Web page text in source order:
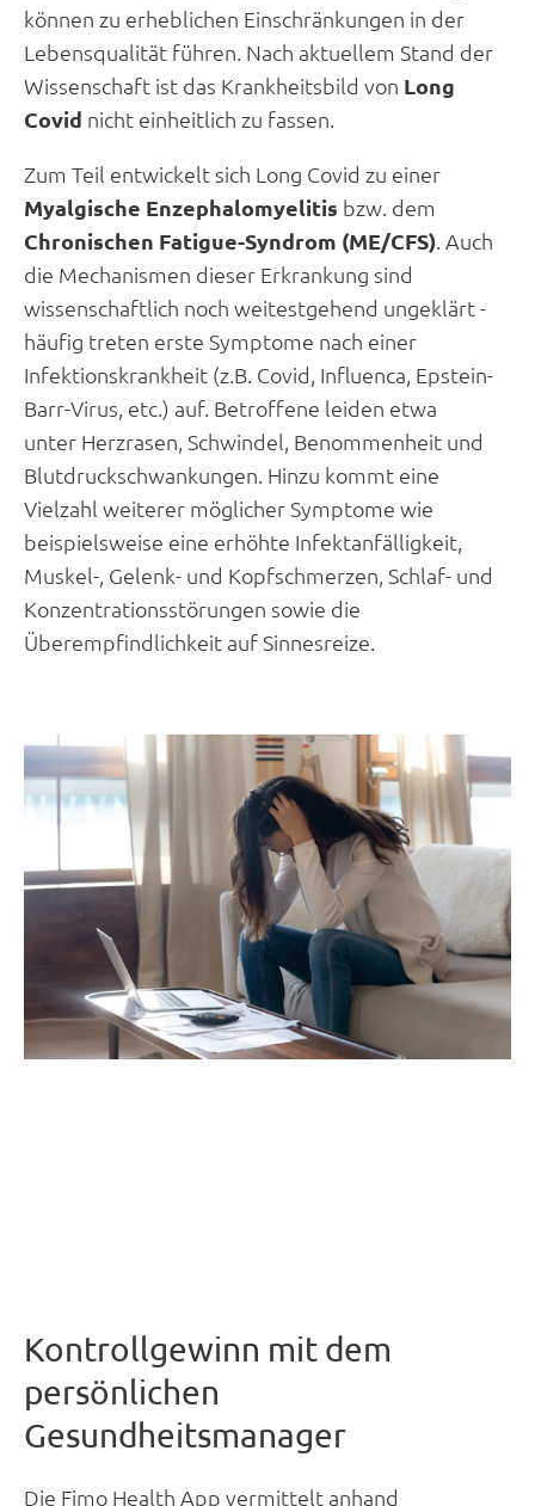
können zu erheblichen Einschränkungen in der
Lebensqualität führen. Nach aktuellem Stand der
Wissenschaft ist das Krankheitsbild von Long
Covid nicht einheitlich zu fassen.
Zum Teil entwickelt sich Long Covid zu einer
Myalgische Enzephalomyelitis bzw. dem
Chronischen Fatigue-Syndrom (ME/CFS). Auch
die Mechanismen dieser Erkrankung sind
wissenschaftlich noch weitestgehend ungeklärt -
häufig treten erste Symptome nach einer
Infektionskrankheit (z.B. Covid, Influenca, Epstein-
Barr-Virus, etc.) auf. Betroffene leiden etwa
unter Herzrasen, Schwindel, Benommenheit und
Blutdruckschwankungen. Hinzu kommt eine
Vielzahl weiterer möglicher Symptome wie
beispielsweise eine erhöhte Infektanfälligkeit,
Muskel-, Gelenk- und Kopfschmerzen, Schlaf- und
Konzentrationsstörungen sowie die
Überempfindlichkeit auf Sinnesreize.
Kontrollgewinn mit dem
persönlichen
Gesundheitsmanager
Die Fimo Health App vermittelt anhand